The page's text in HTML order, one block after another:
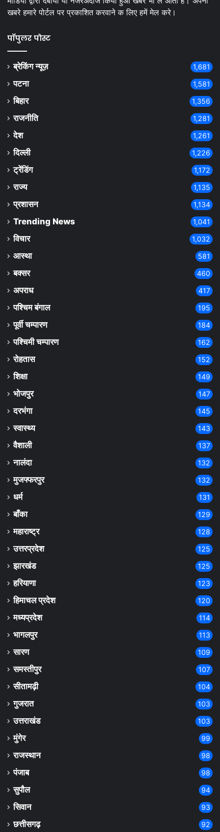
खबरे हमारे पोर्टल पर प्रकाशित करवाने क लिए हमें मेल करे।
पॉपुलर पोस्ट
ब्रेकिंग न्यूज़ 1,681
पटना 1,581
बिहार 1,356
राजनीति 1,281
देश 1,261
दिल्ली 1,226
ट्रेंडिंग 1,172
राज्य 1,135
प्रशासन 1,134
Trending News 1,041
विचार 1,032
आस्था 581
बक्सर 460
अपराध 417
पश्चिम बंगाल 195
पूर्वी चम्पारण 184
पश्चिमी चम्पारण 162
रोहतास 152
शिक्षा 149
भोजपुर 147
दरभंगा 145
स्वास्थ्य 143
वैशाली 137
नालंदा 132
मुजफ्फरपुर 132
धर्म 131
बाँका 129
महाराष्ट्र 128
उत्तरप्रदेश 125
झारखंड 125
हरियाणा 123
हिमाचल प्रदेश 120
मध्यप्रदेश 114
भागलपुर 113
सारण 109
समस्तीपुर 107
सीतामढ़ी 104
गुजरात 103
उत्तराखंड 103
मुंगेर 99
राजस्थान 98
पंजाब 98
सुपौल 94
सिवान 93
छत्तीसगढ़ 92